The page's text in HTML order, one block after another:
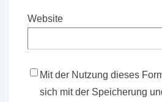
Website
Mit der Nutzung dieses
sich mit der Speicherung